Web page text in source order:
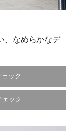
、なめらかなデ
ック
ェック